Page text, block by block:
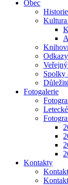
Obec
Historie
Kultura
Odkazy
Spolky
Fotogalerie
Kontakty